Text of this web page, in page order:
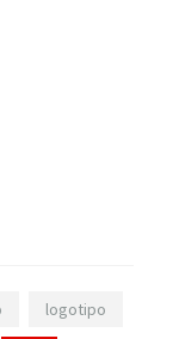
logotipo